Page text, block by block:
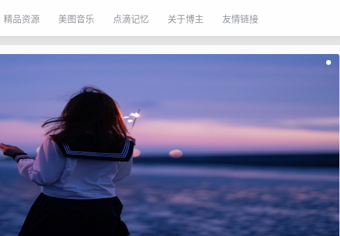
精品资源 美图音乐 点滴记忆 关于博主 友情链接